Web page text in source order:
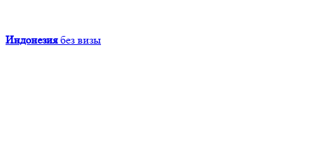
Индонезия без визы